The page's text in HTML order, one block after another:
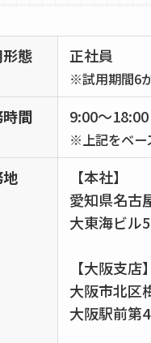
態 正社員
※試用期間6
間 9:00～
※上記をベー
【本社】
愛知県名古
大東海ビル
【大阪支店】
大阪市北区
大阪駅前第